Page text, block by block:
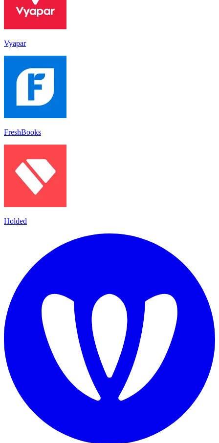
Vyapar
FreshBooks
Holded